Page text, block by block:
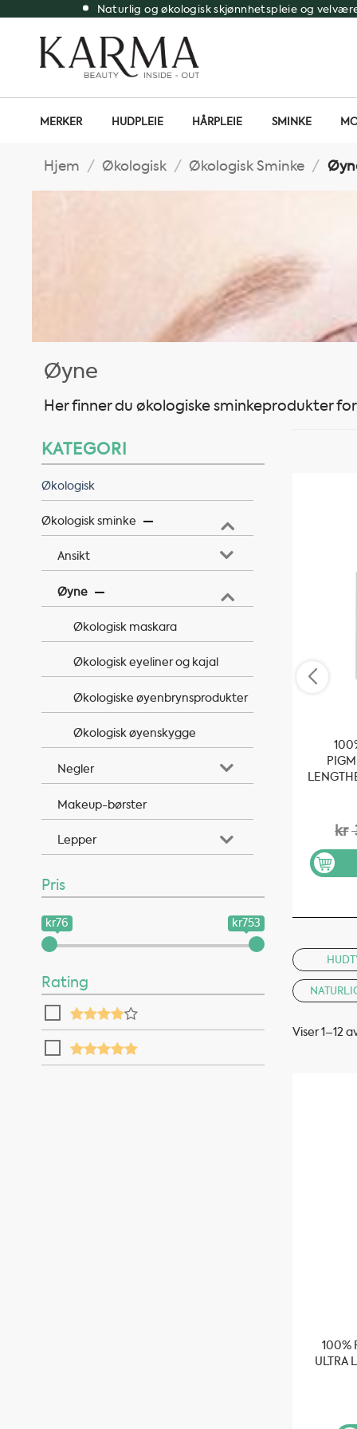
content
Naturlig og økologisk skjønnhetspleie og
MERKER HUDPLEIE HÅRPLEIE SMINKE
Hjem / Økologisk / Økologisk Sminke /
Øyne
Her finner du økologiske sminkeprodukter
KATEGORI
Økologisk
Økologisk sminke
Ansikt
Øyne
Økologisk maskara
Økologisk eyeliner og kajal
Økologiske øyenbrynsprodukter
Økologisk øyenskygge
Negler
Makeup-børster
Lepper
Pris
kr76 kr753
Rating
kr
Viser 1–12
Sortert
100%
ULTRA